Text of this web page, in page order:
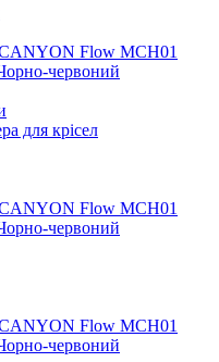
для крісел